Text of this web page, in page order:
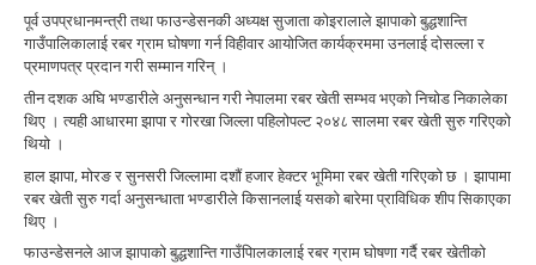
पूर्व उपप्रधानमन्त्री तथा फाउन्डेसनकी अध्यक्ष सुजाता कोइरालाले झापाको बुद्धशान्ति
गाउँपालिकालाई रबर ग्राम घोषणा गर्न विहीवार आयोजित कार्यक्रममा उनलाई दोसल्ला र
प्रमाणपत्र प्रदान गरी सम्मान गरिन् ।
तीन दशक अघि भण्डारीले अनुसन्धान गरी नेपालमा रबर खेती सम्भव भएको निचोड निकालेका
थिए । त्यही आधारमा झापा र गोरखा जिल्ला पहिलोपल्ट २०४८ सालमा रबर खेती सुरु गरिएको
थियो ।
हाल झापा, मोरङ र सुनसरी जिल्लामा दशौं हजार हेक्टर भूमिमा रबर खेती गरिएको छ । झापामा
रबर खेती सुरु गर्दा अनुसन्धाता भण्डारीले किसानलाई यसको बारेमा प्राविधिक शीप सिकाएका
थिए ।
फाउन्डेसनले आज झापाको बुद्धशान्ति गाउँपािलकालाई रबर ग्राम घोषणा गर्दै रबर खेतीको